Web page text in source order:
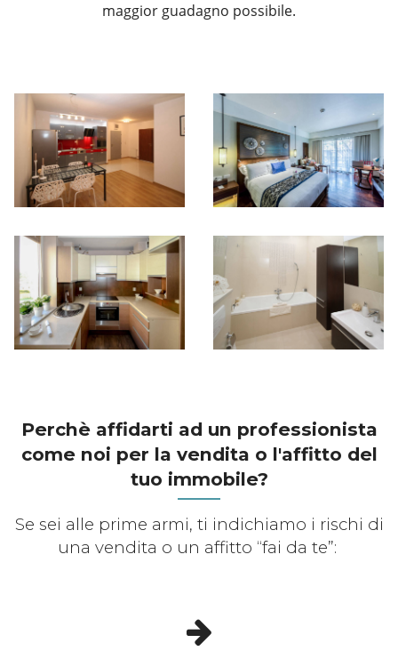
maggior guadagno possibile.
Perchè affidarti ad un professionista
come noi per la vendita o l'affitto del
tuo immobile?
Se sei alle prime armi, ti indichiamo i rischi di
una vendita o un affitto “fai da te”: